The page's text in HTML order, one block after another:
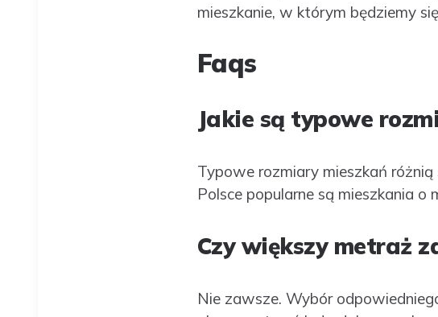
mieszkanie, w którym będziemy
Faqs
Jakie są typowe
Typowe rozmiary mieszkań
Polsce popularne są mieszkania
Czy większy metraż
Nie zawsze. Wybór